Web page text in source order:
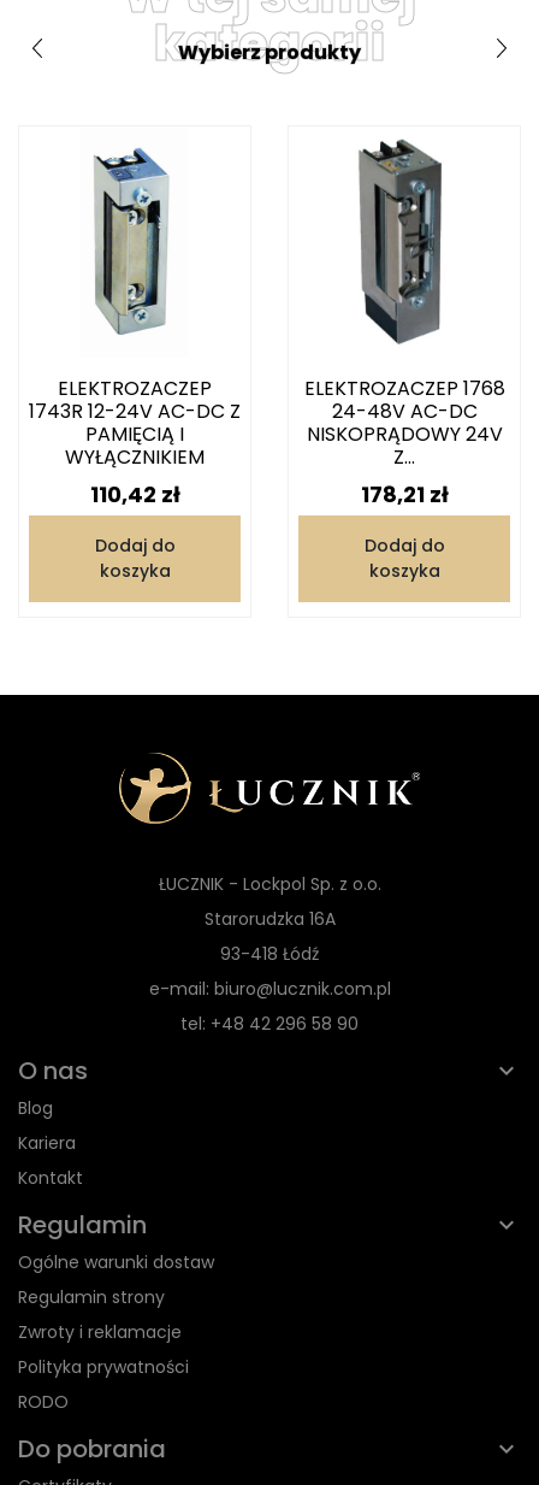
kategorii
Wybierz produkty
ELEKTROZACZEP
1743R 12-24V AC-DC Z
PAMIĘCIĄ I
WYŁĄCZNIKIEM
Cena
110,42 zł
Dodaj do
koszyka
ELEKTROZACZEP 1768
24-48V AC-DC
NISKOPRĄDOWY 24V
Z...
Cena
178,21 zł
Dodaj do
koszyka
ŁUCZNIK - Lockpol Sp. z o.o.
Starorudzka 16A
93-418 Łódź
e-mail: biuro@lucznik.com.pl
tel: +48 42 296 58 90
O nas
Blog
Kariera
Kontakt
Regulamin
Ogólne warunki dostaw
Regulamin strony
Zwroty i reklamacje
Polityka prywatności
RODO
Do pobrania